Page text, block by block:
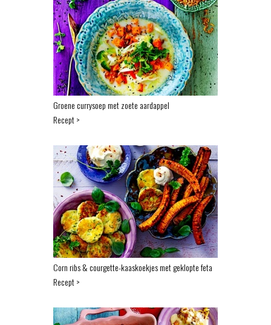
Groene currysoep met zoete aardappel
Recept >
Corn ribs & courgette-kaaskoekjes met geklopte feta
Recept >